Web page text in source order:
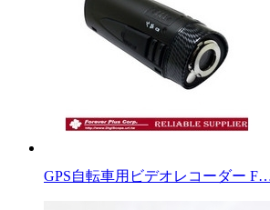
GPS自転車用ビデオレコーダー